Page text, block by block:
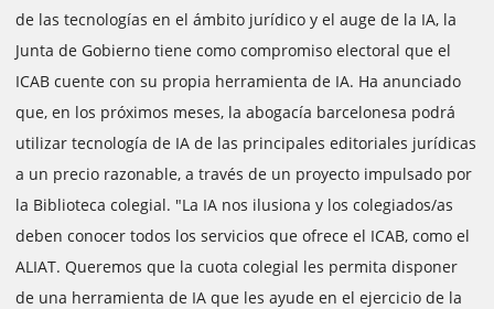
de las tecnologías en el ámbito jurídico y el auge de la IA, la
Junta de Gobierno tiene como compromiso electoral que el
ICAB cuente con su propia herramienta de IA. Ha anunciado
que, en los próximos meses, la abogacía barcelonesa podrá
utilizar tecnología de IA de las principales editoriales jurídicas
a un precio razonable, a través de un proyecto impulsado por
la Biblioteca colegial. "La IA nos ilusiona y los colegiados/as
deben conocer todos los servicios que ofrece el ICAB, como el
ALIAT. Queremos que la cuota colegial les permita disponer
de una herramienta de IA que les ayude en el ejercicio de la